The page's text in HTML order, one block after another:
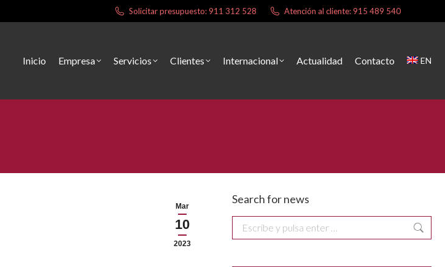
Solicitar presupuesto: 911 312 528 Atención al cliente: 915 489 540
Inicio Empresa Servicios Clientes Internacional Actualidad Contacto EN
Mar
10
2023
Search for news
Buscar: